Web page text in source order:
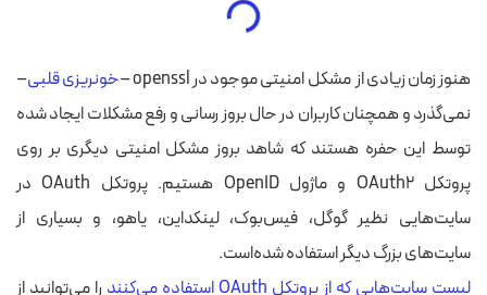
هنوز زمان زیادی از مشکل امنیتی موجود در openssl – خونریزی قلبی–
نمی‌گذرد و همچنان کاربران در حال بروز رسانی و رفع مشکلات ایجاد شده
توسط این حفره هستند که شاهد بروز مشکل امنیتی دیگری بر روی
پروتکل OAuth2 و ماژول OpenID هستیم. پروتکل OAuth در
سایت‌هایی نظیر گوگل، فیس‌بوک، لینکداین، یاهو، و بسیاری از
سایت‌های بزرگ دیگر استفاده شده‌است.
لیست سایت‌هایی که از پروتکل OAuth استفاده می‌کنند
را می‌توانید از